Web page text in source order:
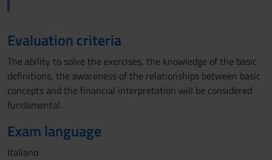
Evaluation criteria
The ability to solve the exercises, the knowledge of the basic
definitions, the awareness of the relationships between basic
concepts and the financial interpretation will be considered
fundamental.
Exam language
Italiano